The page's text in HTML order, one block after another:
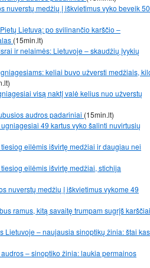
nuverstų medžių į iškvietimus vyko beveik 50
Lietuvą: po svilinančio karščio –
(15min.lt)
ir nelaimės: Lietuvoje – skaudžių įvykių
keliai buvo užversti medžiais,
visą naktį valė kelius nuo užverstų
audros padariniai (15min.lt)
49 kartus vyko šalinti nuvirtusių
eilėmis išvirtę medžiai ir daugiau nei
eilėmis išvirtę medžiai, stichija
nuverstų medžių į iškvietimus vykome 49
ramus, kitą savaitę trumpam sugrįš karščiai
Lietuvoje – naujausia sinoptikų žinia: štai kas
– sinoptiko žinia: laukia permainos